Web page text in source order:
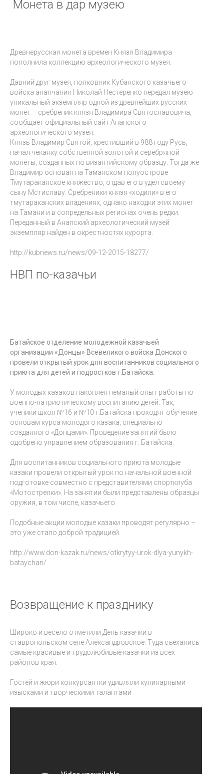
Монета в дар музею
Древнерусская монета времен Князя Владимира
пополнила коллекцию археологического музея.
Давний друг музея, полковник Кубанского казачьего
войска анапчанин Николай Нестеренко передал музею
уникальный экземпляр одной из древнейших русских
монет – сребреник князя Владимира Святославовича,
сообщает официальный сайт Анапского
археологического музея.
Князь Владимир Святой, крестивший в 988 году Русь,
начал чеканку собственной золотой и серебряной
монеты, созданных по византийскому образцу. Тогда же
Владимир основал на Таманском полуострове
Тмутараканское княжество, отдав его в удел своему
сыну Мстиславу. Сребреники князя «ходили» в его
тмутараканских владениях, однако находки этих монет
на Тамани и в сопредельных регионах очень редки.
Переданный в Анапский археологический музей
экземпляр найден в окрестностях курорта.
http://kubnews.ru/news/09-12-2015-18277/
НВП по-казачьи
Батайское отделение молодежной казачьей
организации «Донцы» Всевеликого войска Донского
провели открытый урок для воспитанников социального
приюта для детей и подростков г.Батайска.
У молодых казаков накоплен немалый опыт работы по
военно-патриотическому воспитанию детей. Так,
ученики школ №16 и №10 г.Батайска проходят обучение
основам курса молодого казака, специально
созданного «Донцами». Проведение занятий было
одобрено управлением образования г. Батайска.
Для воспитанников социального приюта молодые
казаки провели открытый урок по начальной военной
подготовке совместно с представителями спортклуба
«Мотострелки». На занятии были представлены образцы
оружия, в том числе, казачьего.
Подобные акции молодые казаки проводят регулярно –
это уже стало доброй традицией.
http://www.don-kazak.ru/news/otkrytyy-urok-dlya-yunykh-
bataychan/
Возвращение к празднику
Широко и весело отметили День казачки в
ставропольском селе Александровское. Туда съехались
самые красивые и трудолюбивые казачки из всех
районов края.
Гостей и жюри конкурсантки удивляли кулинарными
изысками и творческими талантами